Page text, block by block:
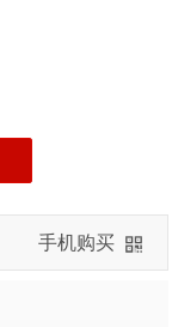
手机购买